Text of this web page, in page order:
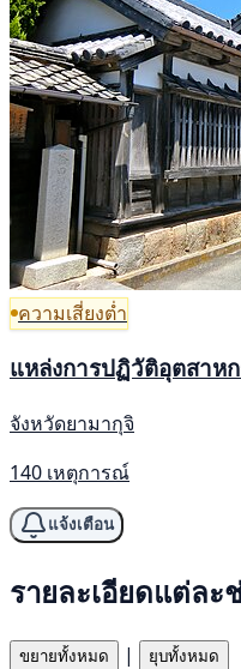
ความเสี่ยงต่ำ
แหล่งการปฏิวัติอุตสาห
จังหวัดยามากุจิ
140 เหตุการณ์
แจ้งเตือน
รายละเอียดแต่ละ
ขยายทั้งหมด | ยุบทั้งหมด